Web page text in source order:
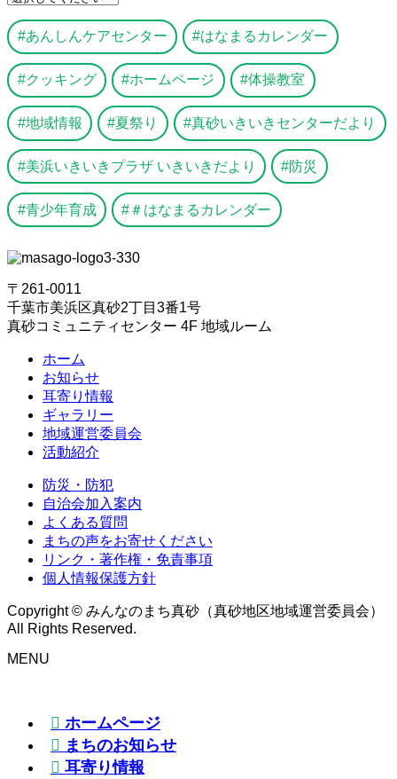
あんしんケアセンター はなまるカレンダー
クッキング ホームページ 体操教室
地域情報 夏祭り 真砂いきいきセンターだより
美浜いきいきプラザ いきいきだより 防災
青少年育成 ＃はなまるカレンダー
〒261-0011
千葉市美浜区真砂2丁目3番1号
真砂コミュニティセンター 4F 地域ルーム
ホーム
お知らせ
耳寄り情報
ギャラリー
地域運営委員会
活動紹介
防災・防犯
自治会加入案内
よくある質問
まちの声をお寄せください
リンク・著作権・免責事項
個人情報保護方針
Copyright © みんなのまち真砂（真砂地区地域運営委員会）
All Rights Reserved.
MENU
ホームページ
まちのお知らせ
耳寄り情報